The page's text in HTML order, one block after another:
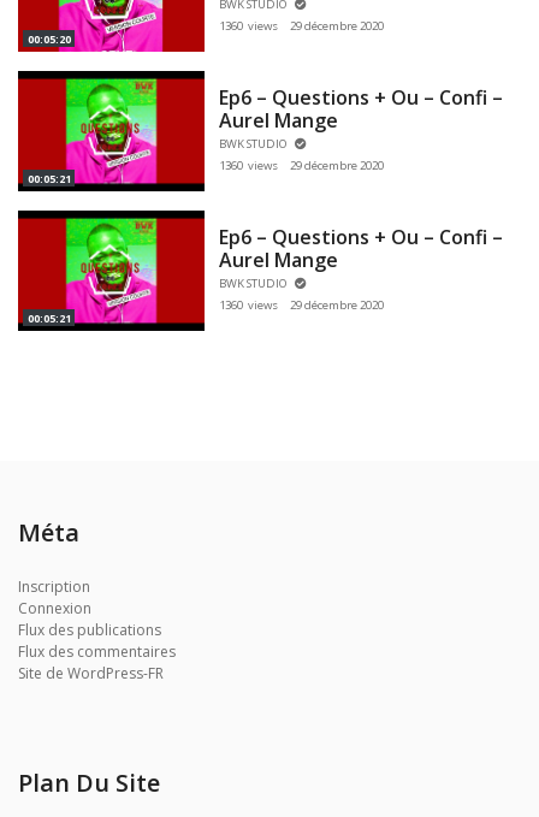
00:05:20
BWK STUDIO
1360 views
29 décembre 2020
00:05:21
Ep6 – Questions + Ou – Confi –
Aurel Mange
BWK STUDIO
1360 views
29 décembre 2020
00:05:21
Ep6 – Questions + Ou – Confi –
Aurel Mange
BWK STUDIO
1360 views
29 décembre 2020
Méta
Inscription
Connexion
Flux des publications
Flux des commentaires
Site de WordPress-FR
Plan Du Site